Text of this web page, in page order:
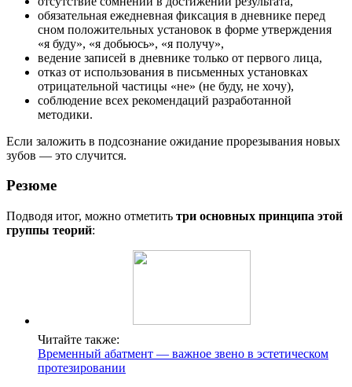
обязательная ежедневная фиксация в дневнике перед
сном положительных установок в форме утверждения
«я буду», «я добьюсь», «я получу»,
ведение записей в дневнике только от первого лица,
отказ от использования в письменных установках
отрицательной частицы «не» (не буду, не хочу),
соблюдение всех рекомендаций разработанной
методики.
Если заложить в подсознание ожидание прорезывания новых
зубов — это случится.
Резюме
Подводя итог, можно отметить три основных принципа этой
группы теорий:
Читайте также:
Временный абатмент — важное звено в эстетическом
протезировании